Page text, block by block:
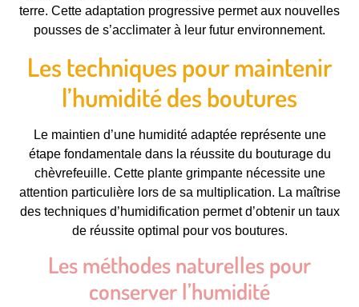
terre. Cette adaptation progressive permet aux nouvelles
pousses de s’acclimater à leur futur environnement.
Les techniques pour maintenir
l’humidité des boutures
Le maintien d’une humidité adaptée représente une
étape fondamentale dans la réussite du bouturage du
chèvrefeuille. Cette plante grimpante nécessite une
attention particulière lors de sa multiplication. La maîtrise
des techniques d’humidification permet d’obtenir un taux
de réussite optimal pour vos boutures.
Les méthodes naturelles pour
conserver l’humidité